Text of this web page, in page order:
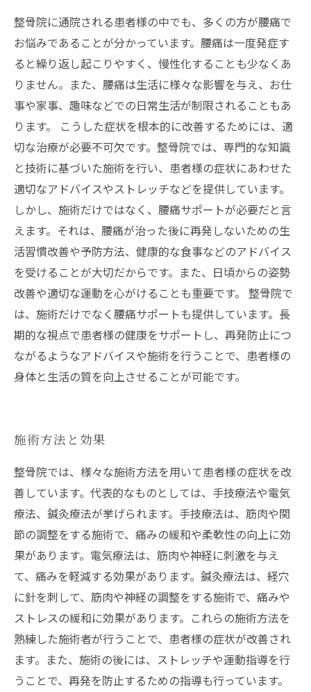
整骨院に通院される患者様の中でも、多くの方が腰痛で
お悩みであることが分かっています。腰痛は一度発症す
ると繰り返し起こりやすく、慢性化することも少なくあ
りません。また、腰痛は生活に様々な影響を与え、お仕
事や家事、趣味などでの日常生活が制限されることもあ
ります。 こうした症状を根本的に改善するためには、適
切な治療が必要不可欠です。整骨院では、専門的な知識
と技術に基づいた施術を行い、患者様の症状にあわせた
適切なアドバイスやストレッチなどを提供しています。
しかし、施術だけではなく、腰痛サポートが必要だと言
えます。それは、腰痛が治った後に再発しないための生
活習慣改善や予防方法、健康的な食事などのアドバイス
を受けることが大切だからです。また、日頃からの姿勢
改善や適切な運動を心がけることも重要です。 整骨院で
は、施術だけでなく腰痛サポートも提供しています。長
期的な視点で患者様の健康をサポートし、再発防止につ
ながるようなアドバイスや施術を行うことで、患者様の
身体と生活の質を向上させることが可能です。
施術方法と効果
整骨院では、様々な施術方法を用いて患者様の症状を改
善しています。代表的なものとしては、手技療法や電気
療法、鍼灸療法が挙げられます。手技療法は、筋肉や関
節の調整をする施術で、痛みの緩和や柔軟性の向上に効
果があります。電気療法は、筋肉や神経に刺激を与え
て、痛みを軽減する効果があります。鍼灸療法は、経穴
に針を刺して、筋肉や神経の調整をする施術で、痛みや
ストレスの緩和に効果があります。これらの施術方法を
熟練した施術者が行うことで、患者様の症状が改善され
ます。また、施術の後には、ストレッチや運動指導を行
うことで、再発を防止するための指導も行っています。